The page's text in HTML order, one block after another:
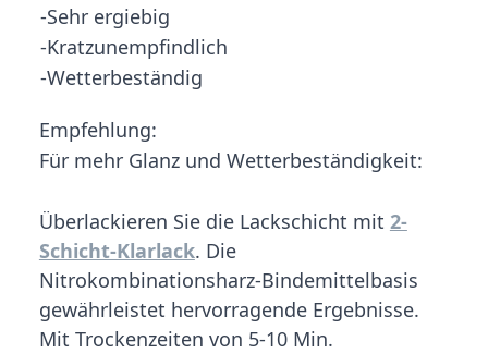
-Sehr ergiebig
-Kratzunempfindlich
-Wetterbeständig
Empfehlung:
Für mehr Glanz und Wetterbeständigkeit:
Überlackieren Sie die Lackschicht mit 2-
Schicht-Klarlack. Die
Nitrokombinationsharz-Bindemittelbasis
gewährleistet hervorragende Ergebnisse.
Mit Trockenzeiten von 5-10 Min.